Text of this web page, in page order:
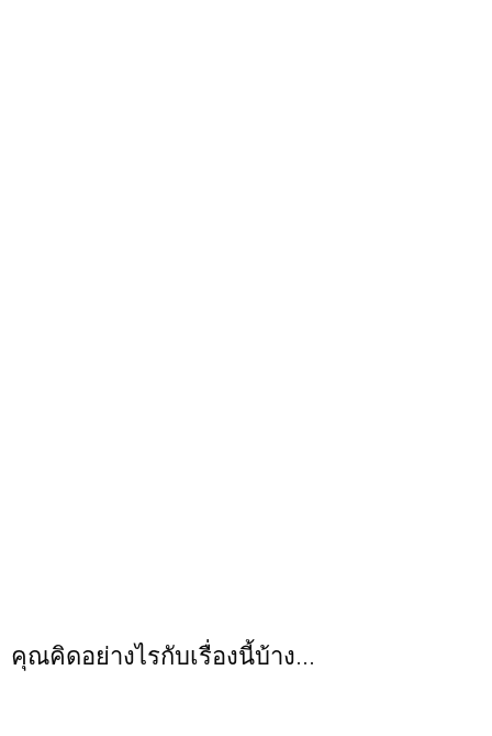
คุณคิดอย่างไรกับเรื่องนี้บ้าง...